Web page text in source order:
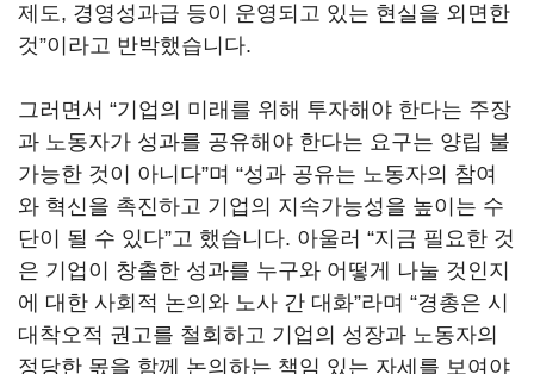
제도, 경영성과급 등이 운영되고 있는 현실을 외면한
것”이라고 반박했습니다.
그러면서 “기업의 미래를 위해 투자해야 한다는 주장
과 노동자가 성과를 공유해야 한다는 요구는 양립 불
가능한 것이 아니다”며 “성과 공유는 노동자의 참여
와 혁신을 촉진하고 기업의 지속가능성을 높이는 수
단이 될 수 있다”고 했습니다. 아울러 “지금 필요한 것
은 기업이 창출한 성과를 누구와 어떻게 나눌 것인지
에 대한 사회적 논의와 노사 간 대화”라며 “경총은 시
대착오적 권고를 철회하고 기업의 성장과 노동자의
정당한 몫을 함께 논의하는 책임 있는 자세를 보여야